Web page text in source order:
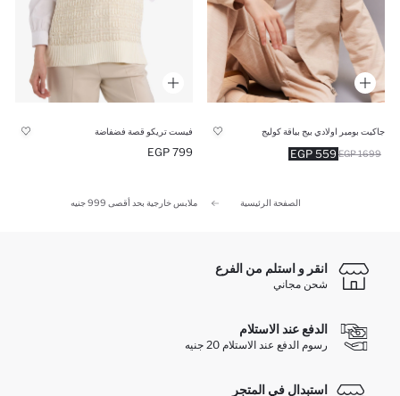
جاكيت بومبر اولادي بيج بياقة كوليج
559 EGP 1699 EGP
فيست تريكو قصة فضفاضة
799 EGP
الصفحة الرئيسية ملابس خارجية بحد أقصى 999 جنيه
انقر و استلم من الفرع
شحن مجاني
الدفع عند الاستلام
رسوم الدفع عند الاستلام 20 جنيه
استبدال في المتجر